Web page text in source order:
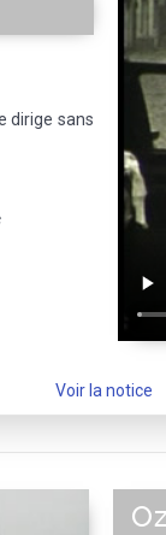
dirige sans
Voir la notice